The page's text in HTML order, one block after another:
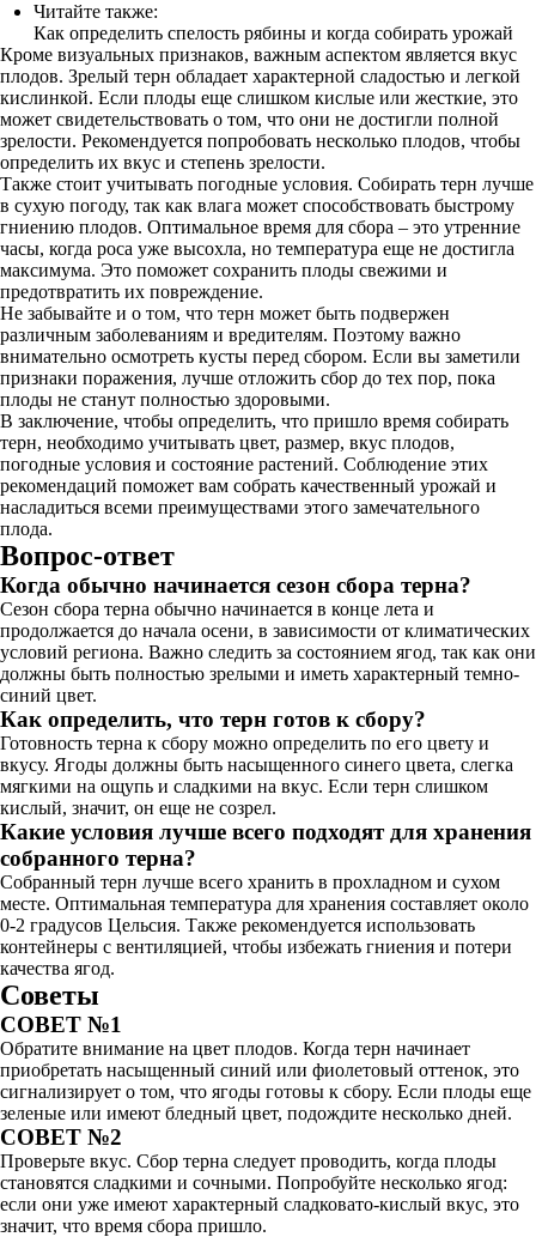
Читайте также:
Как определить спелость рябины и когда собирать урожай
Кроме визуальных признаков, важным аспектом является вкус
плодов. Зрелый терн обладает характерной сладостью и легкой
кислинкой. Если плоды еще слишком кислые или жесткие, это
может свидетельствовать о том, что они не достигли полной
зрелости. Рекомендуется попробовать несколько плодов, чтобы
определить их вкус и степень зрелости.
Также стоит учитывать погодные условия. Собирать терн лучше
в сухую погоду, так как влага может способствовать быстрому
гниению плодов. Оптимальное время для сбора – это утренние
часы, когда роса уже высохла, но температура еще не достигла
максимума. Это поможет сохранить плоды свежими и
предотвратить их повреждение.
Не забывайте и о том, что терн может быть подвержен
различным заболеваниям и вредителям. Поэтому важно
внимательно осмотреть кусты перед сбором. Если вы заметили
признаки поражения, лучше отложить сбор до тех пор, пока
плоды не станут полностью здоровыми.
В заключение, чтобы определить, что пришло время собирать
терн, необходимо учитывать цвет, размер, вкус плодов,
погодные условия и состояние растений. Соблюдение этих
рекомендаций поможет вам собрать качественный урожай и
насладиться всеми преимуществами этого замечательного
плода.
Вопрос-ответ
Когда обычно начинается сезон сбора терна?
Сезон сбора терна обычно начинается в конце лета и
продолжается до начала осени, в зависимости от климатических
условий региона. Важно следить за состоянием ягод, так как они
должны быть полностью зрелыми и иметь характерный темно-
синий цвет.
Как определить, что терн готов к сбору?
Готовность терна к сбору можно определить по его цвету и
вкусу. Ягоды должны быть насыщенного синего цвета, слегка
мягкими на ощупь и сладкими на вкус. Если терн слишком
кислый, значит, он еще не созрел.
Какие условия лучше всего подходят для хранения
собранного терна?
Собранный терн лучше всего хранить в прохладном и сухом
месте. Оптимальная температура для хранения составляет около
0-2 градусов Цельсия. Также рекомендуется использовать
контейнеры с вентиляцией, чтобы избежать гниения и потери
качества ягод.
Советы
СОВЕТ №1
Обратите внимание на цвет плодов. Когда терн начинает
приобретать насыщенный синий или фиолетовый оттенок, это
сигнализирует о том, что ягоды готовы к сбору. Если плоды еще
зеленые или имеют бледный цвет, подождите несколько дней.
СОВЕТ №2
Проверьте вкус. Сбор терна следует проводить, когда плоды
становятся сладкими и сочными. Попробуйте несколько ягод:
если они уже имеют характерный сладковато-кислый вкус, это
значит, что время сбора пришло.